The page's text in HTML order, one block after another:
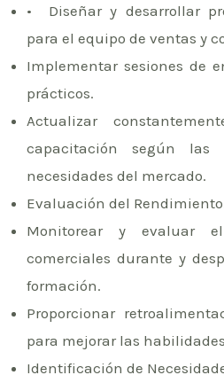
•⁠ ⁠Diseñar y desarrollar
para el equipo de ventas y
Implementar sesiones de
prácticos.
Actualizar
capacitación según las
necesidades del mercado.
Evaluación del
Monitorear y evaluar
comerciales durante y
formación.
Proporcionar
para mejorar las
Identificación de